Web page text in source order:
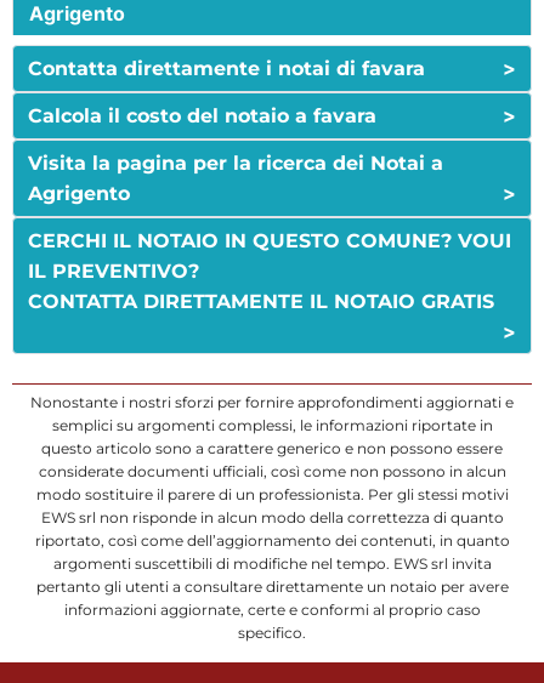
Agrigento
Contatta direttamente i notai di favara >
Calcola il costo del notaio a favara >
Visita la pagina per la ricerca dei Notai a
Agrigento
>
CERCHI IL NOTAIO IN QUESTO COMUNE? VOUI
IL PREVENTIVO?
CONTATTA DIRETTAMENTE IL NOTAIO GRATIS
>
Nonostante i nostri sforzi per fornire approfondimenti aggiornati e
semplici su argomenti complessi, le informazioni riportate in
questo articolo sono a carattere generico e non possono essere
considerate documenti ufficiali, così come non possono in alcun
modo sostituire il parere di un professionista. Per gli stessi motivi
EWS srl non risponde in alcun modo della correttezza di quanto
riportato, così come dell’aggiornamento dei contenuti, in quanto
argomenti suscettibili di modifiche nel tempo. EWS srl invita
pertanto gli utenti a consultare direttamente un notaio per avere
informazioni aggiornate, certe e conformi al proprio caso
specifico.